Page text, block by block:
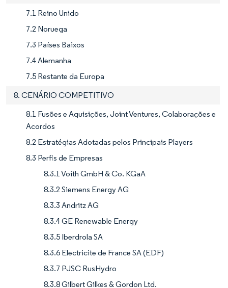
7.1 Reino Unido
7.2 Noruega
7.3 Países Baixos
7.4 Alemanha
7.5 Restante da Europa
8. CENÁRIO COMPETITIVO
8.1 Fusões e Aquisições, Joint Ventures, Colaborações e
Acordos
8.2 Estratégias Adotadas pelos Principais Players
8.3 Perfis de Empresas
8.3.1 Voith GmbH & Co. KGaA
8.3.2 Siemens Energy AG
8.3.3 Andritz AG
8.3.4 GE Renewable Energy
8.3.5 Iberdrola SA
8.3.6 Electricite de France SA (EDF)
8.3.7 PJSC RusHydro
8.3.8 Gilbert Gilkes & Gordon Ltd.